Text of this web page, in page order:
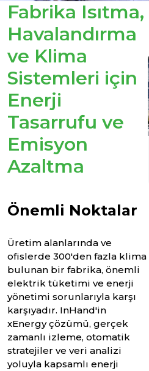
Fabrika Isıtma,
Havalandırma
ve Klima
Sistemleri için
Enerji
Tasarrufu ve
Emisyon
Azaltma
Önemli Noktalar
Üretim alanlarında ve
ofislerde 300'den fazla klima
bulunan bir fabrika, önemli
elektrik tüketimi ve enerji
yönetimi sorunlarıyla karşı
karşıyadır. InHand'in
xEnergy çözümü, gerçek
zamanlı izleme, otomatik
stratejiler ve veri analizi
yoluyla kapsamlı enerji